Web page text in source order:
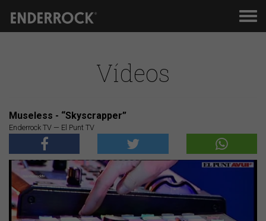
Vídeos
Museless - “Skyscrapper”
Enderrock TV — El Punt TV